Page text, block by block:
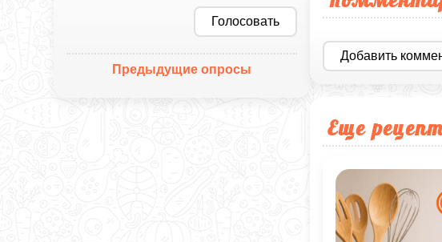
Голосовать
Предыдущие опросы
Добавить
Еще